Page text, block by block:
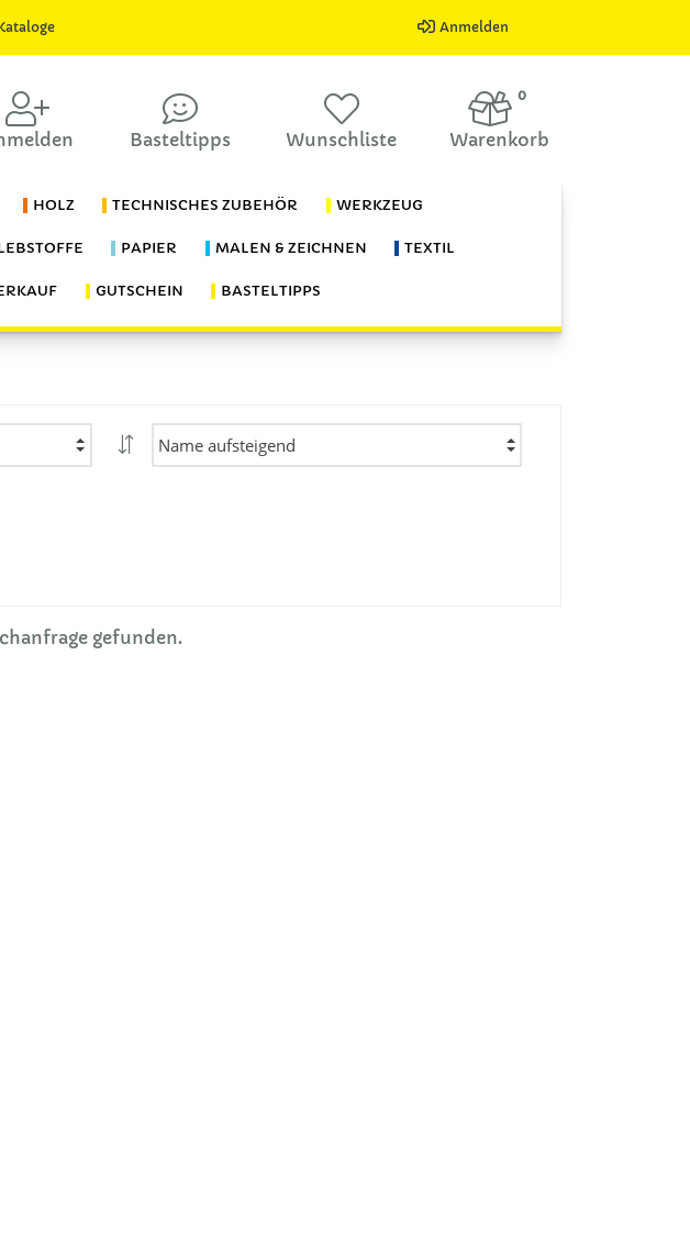
Anmelden
Basteltipps Wunschliste
0
Warenkorb
HOLZ TECHNISCHES ZUBEHÖR WERKZEUG
PAPIER MALEN & ZEICHNEN TEXTIL
GUTSCHEIN BASTELTIPPS
gefunden.